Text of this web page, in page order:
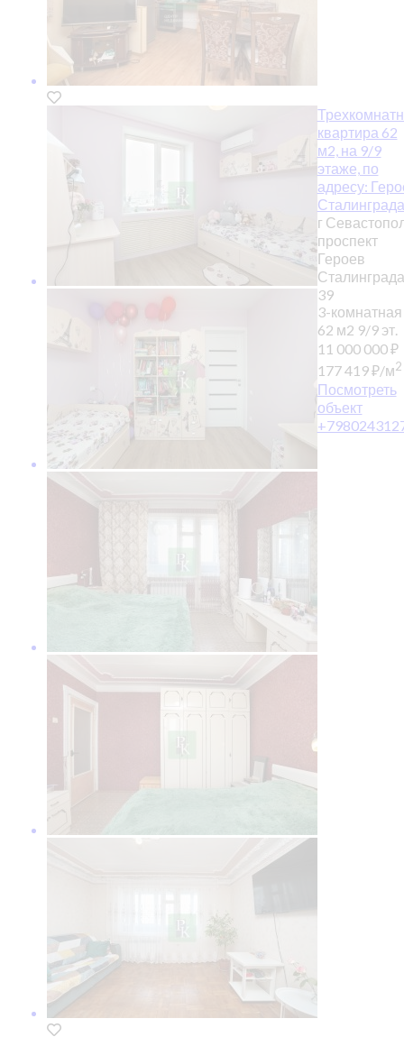
квартира 62
м2, на 9/9
этаже, по
адресу:
г
проспект
Героев
39
3-комнатная
62 м2 9/9 эт.
11 000 000₽
177 419₽/м2
Посмотреть
объект